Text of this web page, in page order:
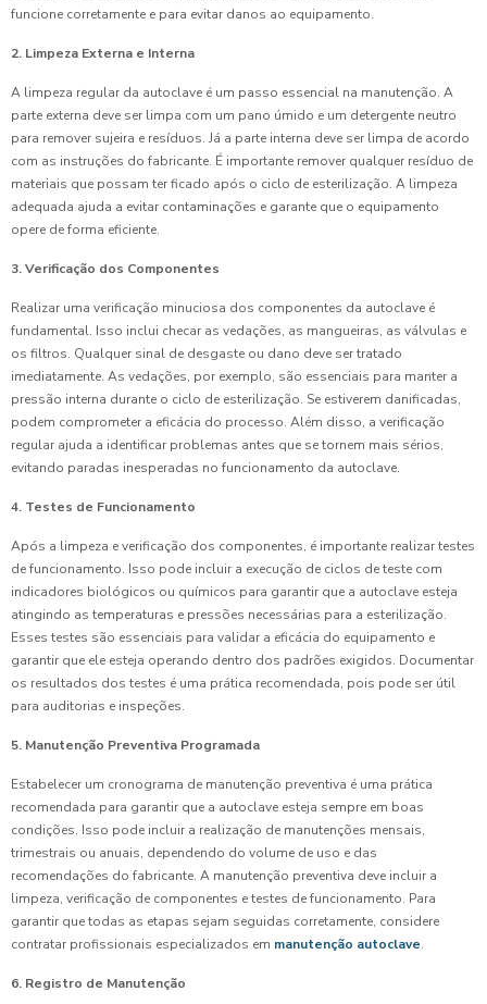
funcione corretamente e para evitar danos ao equipamento.
2. Limpeza Externa e Interna
A limpeza regular da autoclave é um passo essencial na manutenção. A
parte externa deve ser limpa com um pano úmido e um detergente neutro
para remover sujeira e resíduos. Já a parte interna deve ser limpa de acordo
com as instruções do fabricante. É importante remover qualquer resíduo de
materiais que possam ter ficado após o ciclo de esterilização. A limpeza
adequada ajuda a evitar contaminações e garante que o equipamento
opere de forma eficiente.
3. Verificação dos Componentes
Realizar uma verificação minuciosa dos componentes da autoclave é
fundamental. Isso inclui checar as vedações, as mangueiras, as válvulas e
os filtros. Qualquer sinal de desgaste ou dano deve ser tratado
imediatamente. As vedações, por exemplo, são essenciais para manter a
pressão interna durante o ciclo de esterilização. Se estiverem danificadas,
podem comprometer a eficácia do processo. Além disso, a verificação
regular ajuda a identificar problemas antes que se tornem mais sérios,
evitando paradas inesperadas no funcionamento da autoclave.
4. Testes de Funcionamento
Após a limpeza e verificação dos componentes, é importante realizar testes
de funcionamento. Isso pode incluir a execução de ciclos de teste com
indicadores biológicos ou químicos para garantir que a autoclave esteja
atingindo as temperaturas e pressões necessárias para a esterilização.
Esses testes são essenciais para validar a eficácia do equipamento e
garantir que ele esteja operando dentro dos padrões exigidos. Documentar
os resultados dos testes é uma prática recomendada, pois pode ser útil
para auditorias e inspeções.
5. Manutenção Preventiva Programada
Estabelecer um cronograma de manutenção preventiva é uma prática
recomendada para garantir que a autoclave esteja sempre em boas
condições. Isso pode incluir a realização de manutenções mensais,
trimestrais ou anuais, dependendo do volume de uso e das
recomendações do fabricante. A manutenção preventiva deve incluir a
limpeza, verificação de componentes e testes de funcionamento. Para
garantir que todas as etapas sejam seguidas corretamente, considere
contratar profissionais especializados em manutenção autoclave.
6. Registro de Manutenção